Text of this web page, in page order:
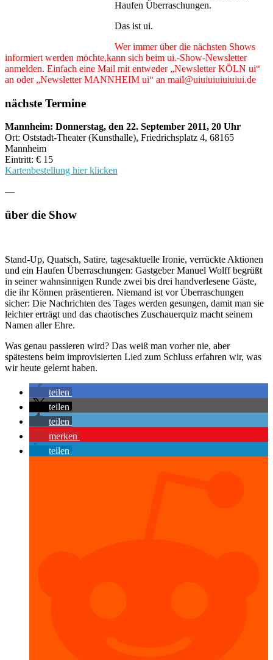
Haufen Überraschungen.
Das ist ui.
Wer immer über die nächsten Shows
informiert werden möchte,kann sich beim ui.-Show-Newsletter
anmelden. Einfach eine Mail mit entweder „Newsletter KÖLN ui“
an oder „Newsletter MANNHEIM ui“ an mail@uiuiuiuiuiuiui.de
nächste Termine
Mannheim: Donnerstag, den 22. September 2011, 20 Uhr
Ort: Oststadt-Theater (Kunsthalle), Friedrichsplatz 4, 68165
Mannheim
Eintritt: € 15
Kartenbestellung hier klicken
—
über die Show
Stand-Up, Quatsch, Satire, tagesaktuelle Ironie, verrückte Aktionen
und ein Haufen Überraschungen: Gastgeber Manuel Wolff begrüßt
in seiner wahnsinnigen Runde zwei bis drei handverlesene Gäste,
die ihr Können präsentieren. Niemand ist vor Überraschungen
sicher: Die Nachrichten des Tages werden gesungen, damit man sie
leichter erträgt und das chaotisches Zuschauerquiz macht seinem
Namen aller Ehre.
Was genau passieren wird? Das weiß man vorher nie, aber
spätestens beim improvisierten Lied zum Schluss erfahren wir, was
wir heute gelernt haben.
teilen
teilen
teilen
merken
teilen